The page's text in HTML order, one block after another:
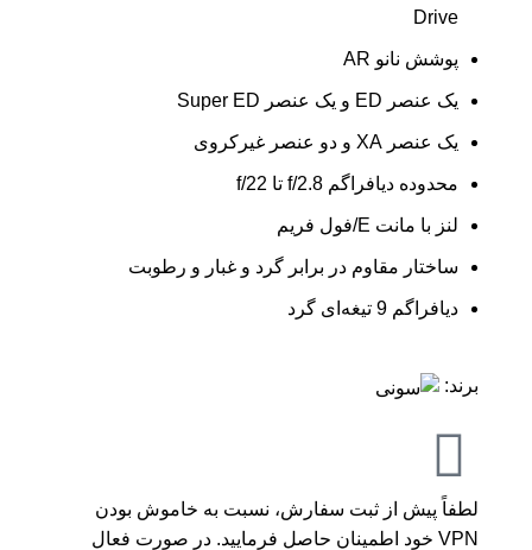
Drive
پوشش نانو AR
یک عنصر ED و یک عنصر Super ED
یک عنصر XA و دو عنصر غیرکروی
محدوده دیافراگم f/2.8 تا f/22
لنز با مانت E/فول فریم
ساختار مقاوم در برابر گرد و غبار و رطوبت
دیافراگم 9 تیغه‌ای گرد
برند:
لطفاً پیش از ثبت سفارش، نسبت به خاموش بودن
VPN خود اطمینان حاصل فرمایید. در صورت فعال